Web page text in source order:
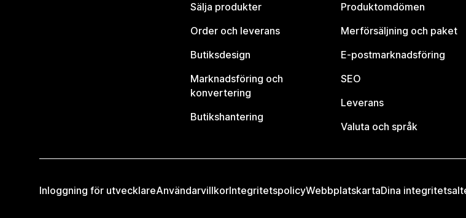
Sälja produkter
Order och leverans
Butiksdesign
Marknadsföring och
konvertering
Butikshantering
Produktomdömen
Merförsäljning och paket
E-postmarknadsföring
SEO
Leverans
Valuta och språk
Inloggning för utvecklareAnvändarvillkorIntegritetspolicyWebbplatskartaDina